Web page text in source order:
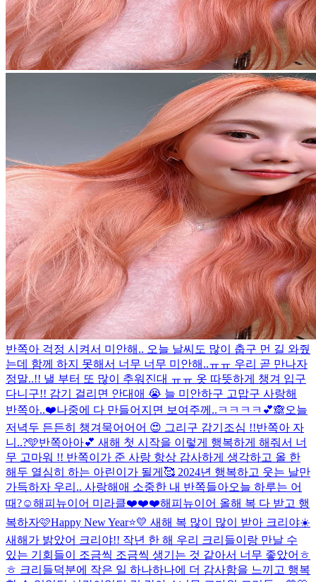
반쪽아 걱정 시켜서 미안해.. 오늘 날씨도 많이 춥구 먼 길 와줬
는데 함께 하지 못해서 너무 너무 미안해..ㅠㅠ 우리 곧 만나자
정말..!! 낼 부터 또 많이 추워진대 ㅠㅠ 옷 따뜻하게 챙겨 입구
다니구!! 감기 걸리면 안대애 😭 늘 미안하구 고맙구 사랑해
반쪽아..❤️나중에 다 만들어지면 보여주께..ㅋㅋㅋㅋ💕🙈오늘
저녁두 든든히 챙겨묵어어어 😍 그리구 감기조심 !!반쪽아 자
니..?🩵반쪽아아💕 새해 첫 시작을 이렇게 행복하게 해줘서 너
무 고마워 !! 반쪽이가 준 사랑 항상 감사하게 생각하고 올 한
해두 열심히 하는 아린이가 될게🥰 2024년 행복하고 웃는 날만
가득하자 우리.. 사랑해애 소중한 내 반쪽들아오늘 하루는 어
때?☺️해피뉴이어 미라클❤️❤️❤️해피뉴이어 올해 복 다 받고 행
복하자🩷Happy New Year⭐️💛 새해 복 많이 많이 받아 크리야☀️
새해가 밝았어 크리야!! 작년 한 해 우리 크리들이랑 만날 수
있는 기회들이 조금씩 조금씩 생기는 것 같아서 너무 좋았어ㅎ
ㅎ 크리들덕분에 작은 일 하나하나에 더 감사함을 느끼고 행복